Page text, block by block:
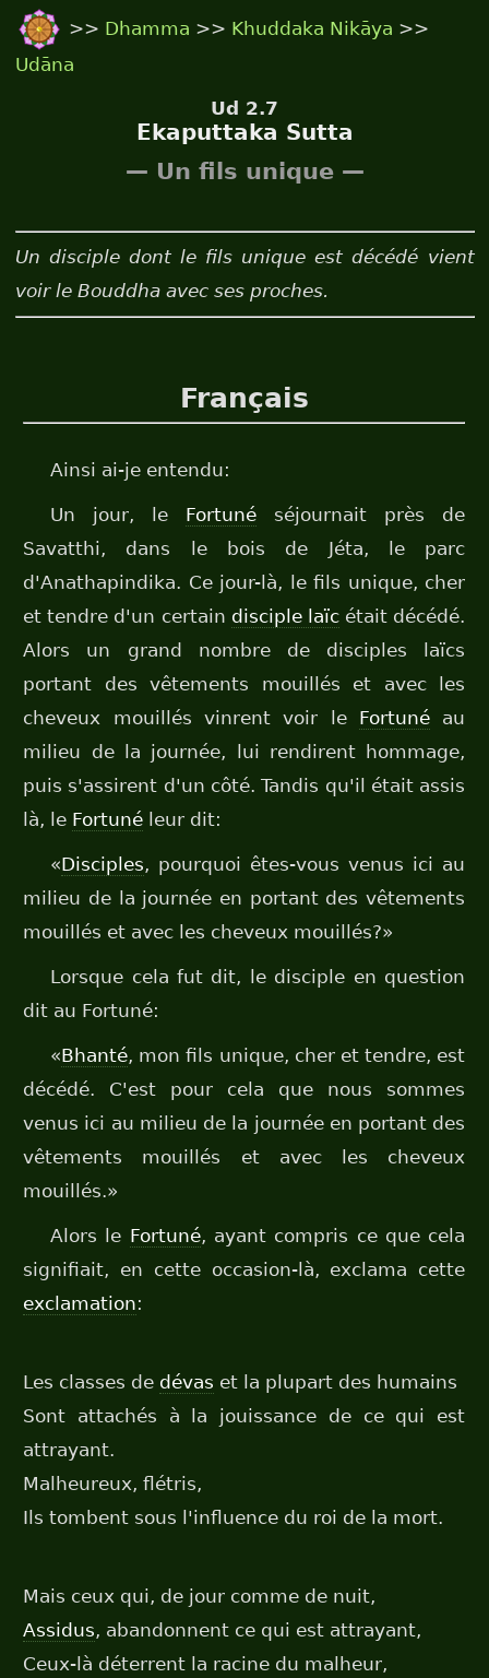
>> Dhamma >> Khuddaka Nikāya >>
Udāna
Ud 2.7
Ekaputtaka Sutta
— Un fils unique —
Un disciple dont le fils unique est décédé vient
voir le Bouddha avec ses proches.
Français
Ainsi ai-je entendu:
Un jour, le Fortuné séjournait près de
Savatthi, dans le bois de Jéta, le parc
d'Anathapindika. Ce jour-là, le fils unique, cher
et tendre d'un certain disciple laïcétait décédé.
Alors un grand nombre de disciples laïcs
portant des vêtements mouillés et avec les
cheveux mouillés vinrent voir le Fortunéau
milieu de la journée, lui rendirent hommage,
puis s'assirent d'un côté. Tandis qu'il était assis
là, le Fortuné leur dit:
«Disciples, pourquoi êtes-vous venus ici au
milieu de la journée en portant des vêtements
mouillés et avec les cheveux mouillés?»
Lorsque cela fut dit, le disciple en question
dit au Fortuné:
«Bhanté, mon fils unique, cher et tendre, est
décédé. C'est pour cela que nous sommes
venus ici au milieu de la journée en portant des
vêtements mouillés et avec les cheveux
mouillés.»
Alors le Fortuné, ayant compris ce que cela
signifiait, en cette occasion-là, exclama cette
exclamation:
Les classes de dévas et la plupart des humains
Sont attachés à la jouissance de ce qui est
attrayant.
Malheureux, flétris,
Ils tombent sous l'influence du roi de la mort.
Mais ceux qui, de jour comme de nuit,
Assidus, abandonnent ce qui est attrayant,
Ceux-là déterrent la racine du malheur,